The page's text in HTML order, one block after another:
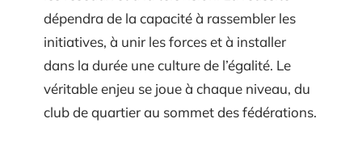
dépendra de la capacité à rassembler les
initiatives, à unir les forces et à installer
dans la durée une culture de l’égalité. Le
véritable enjeu se joue à chaque niveau, du
club de quartier au sommet des fédérations.